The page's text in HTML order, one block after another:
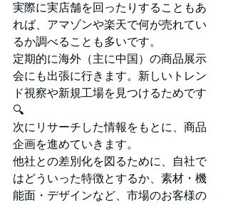
実際に実店舗を回ったりすることもあ
れば、アマゾンや楽天で何が売れてい
るか調べることも多いです。
定期的に海外（主に中国）の商品展示
会にも出張に行きます。新しいトレン
ド視察や新規工場を見つけるためです
🔍
次にリサーチした情報をもとに、商品
企画を進めていきます。
他社との差別化を図るために、自社で
はどういった特徴とするか、素材・機
能面・デザインなど、市場のお客様の